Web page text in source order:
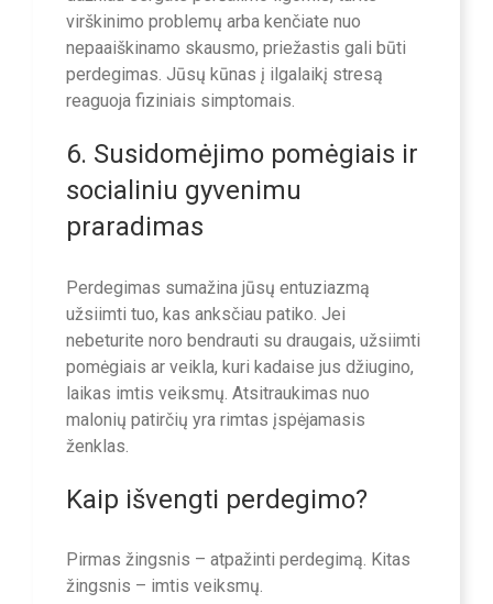
virškinimo problemų arba kenčiate nuo
nepaaiškinamo skausmo, priežastis gali būti
perdegimas. Jūsų kūnas į ilgalaikį stresą
reaguoja fiziniais simptomais.
6. Susidomėjimo pomėgiais ir
socialiniu gyvenimu
praradimas
Perdegimas sumažina jūsų entuziazmą
užsiimti tuo, kas anksčiau patiko. Jei
nebeturite noro bendrauti su draugais, užsiimti
pomėgiais ar veikla, kuri kadaise jus džiugino,
laikas imtis veiksmų. Atsitraukimas nuo
malonių patirčių yra rimtas įspėjamasis
ženklas.
Kaip išvengti perdegimo?
Pirmas žingsnis – atpažinti perdegimą. Kitas
žingsnis – imtis veiksmų.